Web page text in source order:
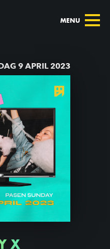
MENU
9 APRIL 2023
X